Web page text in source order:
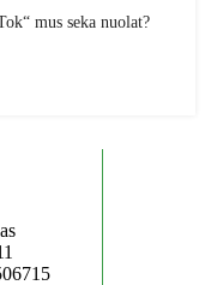
mus seka nuolat?